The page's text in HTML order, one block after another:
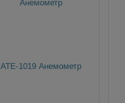
АТЕ-1019 Анемометр